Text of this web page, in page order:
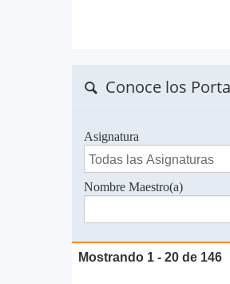
Conoce los
Asignatura
Nombre Maestro(a)
Mostrando 1 - 20 de 146